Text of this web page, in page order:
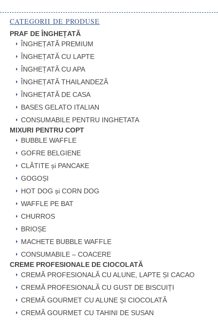
CATEGORII DE PRODUSE
PRAF DE ÎNGHEȚATĂ
ÎNGHEȚATĂ PREMIUM
ÎNGHEȚATĂ CU LAPTE
ÎNGHEȚATĂ CU APA
ÎNGHEȚATĂ THAILANDEZĂ
ÎNGHEȚATĂ DE CASA
BASES GELATO ITALIAN
CONSUMABILE PENTRU INGHETATA
MIXURI PENTRU COPT
BUBBLE WAFFLE
GOFRE BELGIENE
CLĂTITE și PANCAKE
GOGOȘI
HOT DOG și CORN DOG
WAFFLE PE BAT
CHURROS
BRIOȘE
MACHETE BUBBLE WAFFLE
CONSUMABILE – COACERE
CREME PROFESIONALE DE CIOCOLATĂ
CREMĂ PROFESIONALĂ CU ALUNE, LAPTE ȘI CACAO
CREMĂ PROFESIONALĂ CU GUST DE BISCUIȚI
CREMĂ GOURMET CU ALUNE ȘI CIOCOLATĂ
CREMĂ GOURMET CU TAHINI DE SUSAN